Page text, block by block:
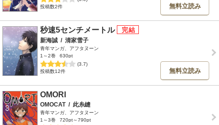
投稿数2件
無料立読み
秒速5センチメートル
新海誠 / 清家雪子
青年マンガ、アフタヌーン
1～2巻
630pt
(3.7)
投稿数12件
無料立読み
OMORI
OMOCAT / 此糸縫
青年マンガ、アフタヌーン
1～3巻
720pt～790pt